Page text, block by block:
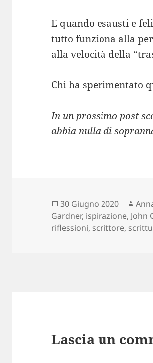
E quando esausti e
tutto funziona alla
alla velocità della
Chi ha sperimentato
In un prossimo post
abbia nulla di
Scritto
il
30 Giugno 2020
Gardner, ispirazione, John
riflessioni, scrittore,
Lascia un